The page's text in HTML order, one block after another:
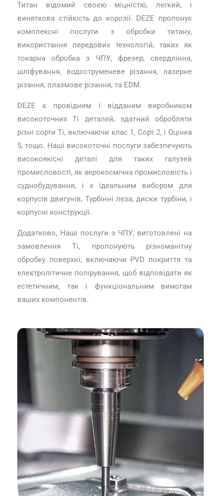
Титан відомий своєю міцністю, легкий, і
виняткова стійкість до корозії. DEZE пропонує
комплексні послуги з обробки титану,
використання передових технологій, таких як
токарна обробка з ЧПУ, фрезер, свердління,
шліфування, водоструменеве різання, лазерне
різання, плазмове різання, та EDM.
DEZE є провідним і відданим виробником
високоточних Ti деталей, здатний обробляти
різні сорти Ti, включаючи клас 1, Сорт 2, і Оцінка
5, тощо. Наші високоточні послуги забезпечують
високоякісні деталі для таких галузей
промисловості, як аерокосмічна промисловість і
суднобудування, і є ідеальним вибором для
корпусів двигунів, Турбінні леза, диски турбіни, і
корпусні конструкції.
Додатково, Наші послуги з ЧПУ, виготовлені на
замовлення Ti, пропонують різноманітну
обробку поверхні, включаючи PVD покриття та
електролітичне полірування, щоб відповідати як
естетичним, так і функціональним вимогам
ваших компонентів.